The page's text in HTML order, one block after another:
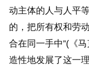
动主体的人与人平
的，把所有权和劳
合在同一手中”(《
造性地发展了这一理